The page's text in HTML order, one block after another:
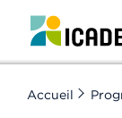
Accueil